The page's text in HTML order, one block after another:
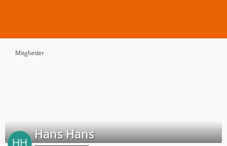
Mitglieder
Hans Hans